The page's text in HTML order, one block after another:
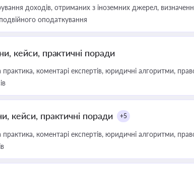
доходів, отриманих з іноземних джерел,
оподаткування
кейси, практичні поради
коментарі експертів, юридичні алгоритми,
кейси, практичні поради +5
коментарі експертів, юридичні алгоритми,